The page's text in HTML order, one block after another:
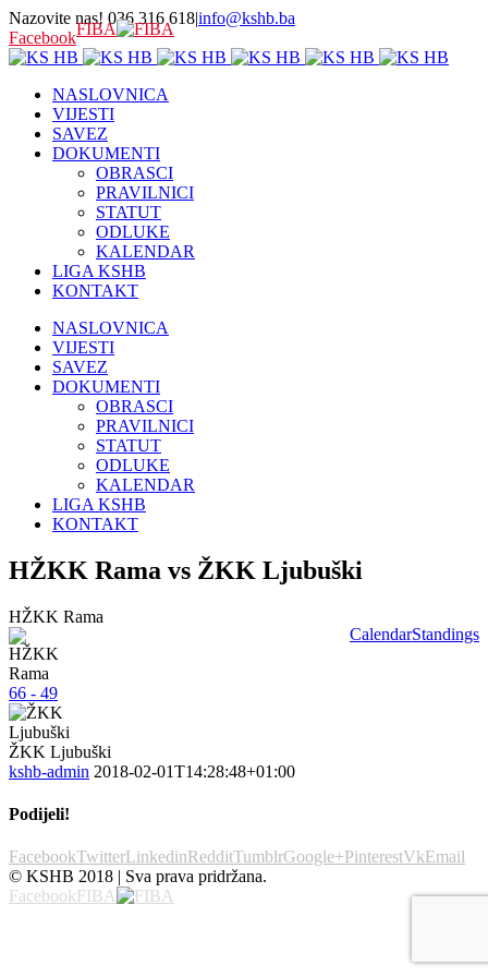
Nazovite nas! 036 316 618|info@kshb.ba
FacebookFIBA
NASLOVNICA
VIJESTI
SAVEZ
DOKUMENTI
OBRASCI
PRAVILNICI
STATUT
ODLUKE
KALENDAR
LIGA KSHB
KONTAKT
NASLOVNICA
VIJESTI
SAVEZ
DOKUMENTI
OBRASCI
PRAVILNICI
STATUT
ODLUKE
KALENDAR
LIGA KSHB
KONTAKT
HŽKK Rama vs ŽKK Ljubuški
CalendarStandings
HŽKK Rama
66 - 49
ŽKK Ljubuški
kshb-admin 2018-02-01T14:28:48+01:00
Podijeli!
FacebookTwitterLinkedinRedditTumblrGoogle+PinterestVkEmail
© KSHB 2018 | Sva prava pridržana.
FacebookFIBA